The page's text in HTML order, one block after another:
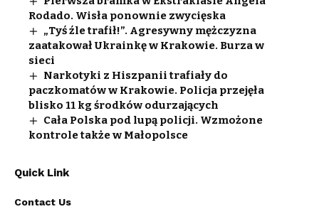
Rodado. Wisła ponownie zwycięska
„Tyś źle trafił!”. Agresywny mężczyzna
zaatakował Ukrainkę w Krakowie. Burza w
sieci
Narkotyki z Hiszpanii trafiały do
paczkomatów w Krakowie. Policja przejęła
blisko 11 kg środków odurzających
Cała Polska pod lupą policji. Wzmożone
kontrole także w Małopolsce
Quick Link
Contact Us